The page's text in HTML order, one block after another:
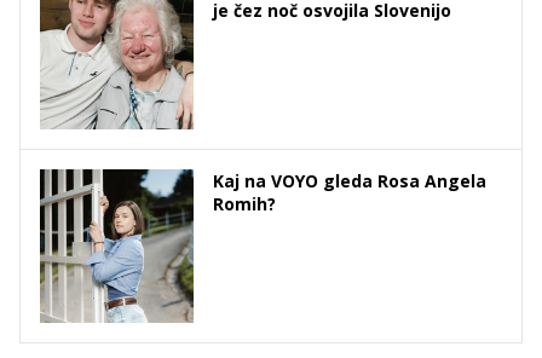
je čez noč osvojila Slovenijo
Kaj na VOYO gleda Rosa Angela
Romih?